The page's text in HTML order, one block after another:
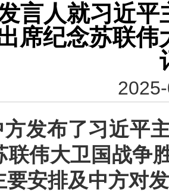
言人就习近
席纪念苏联伟
方发布了习近平
联伟大卫国战争
要安排及中方对